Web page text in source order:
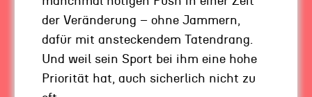
überflüssig. Und wer genau hinschaut, stellt
fest, dass mit dem aktuellen System eben
genau Terrorismus und Kriminalität florieren.
Den Regierungen und Banken gegenüber
der Veränderung – ohne Jammern,
dafür mit ansteckendem Tatendrang.
Und weil sein Sport bei ihm eine hohe
Priorität hat, auch sicherlich nicht zu